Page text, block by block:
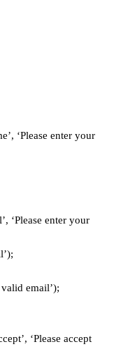
‘Please enter your
‘Please enter your
email’);
‘Please accept